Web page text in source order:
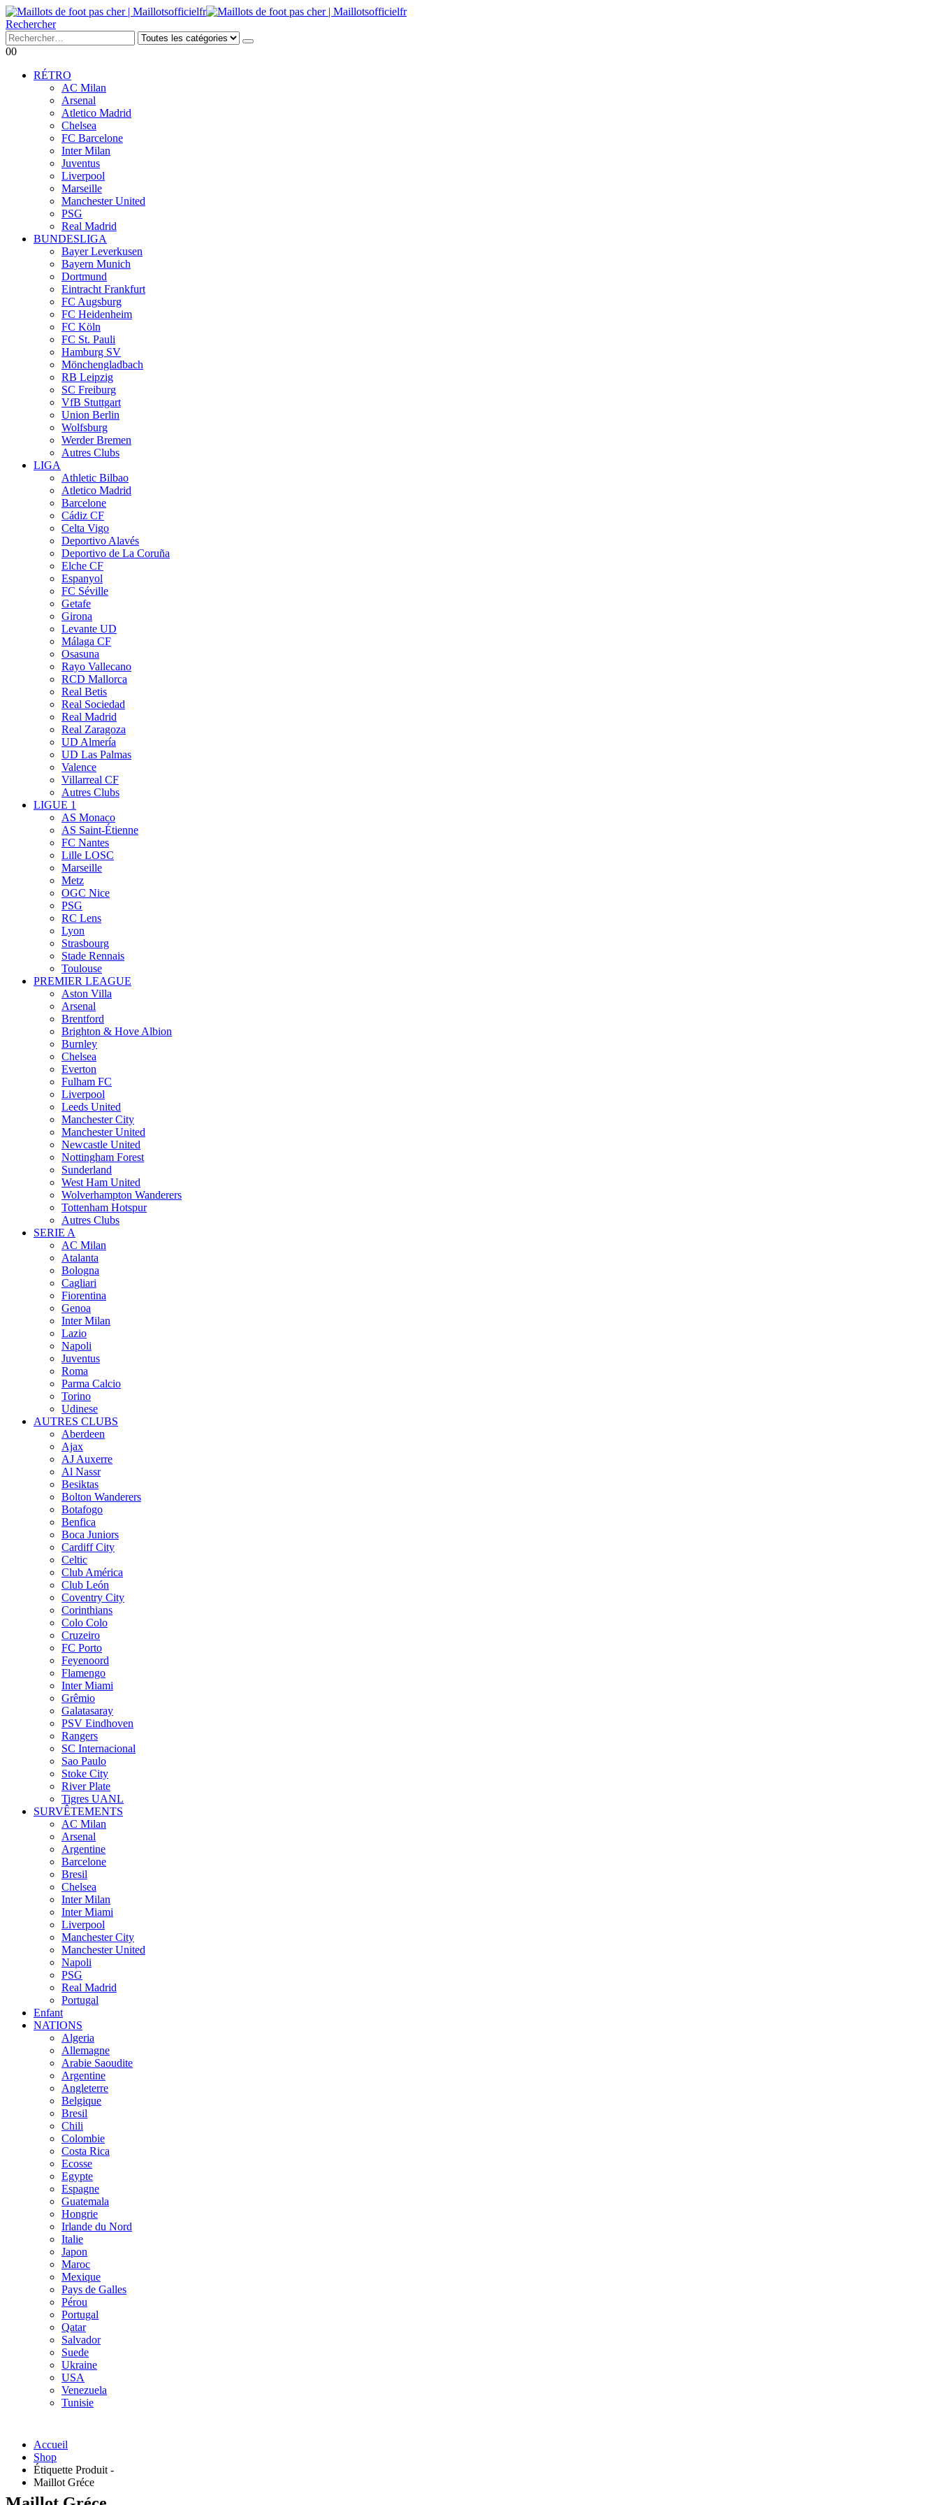
Rechercher
00
RÉTRO
AC Milan
Arsenal
Atletico Madrid
Chelsea
FC Barcelone
Inter Milan
Juventus
Liverpool
Marseille
Manchester United
PSG
Real Madrid
BUNDESLIGA
Bayer Leverkusen
Bayern Munich
Dortmund
Eintracht Frankfurt
FC Augsburg
FC Heidenheim
FC Köln
FC St. Pauli
Hamburg SV
Mönchengladbach
RB Leipzig
SC Freiburg
VfB Stuttgart
Union Berlin
Wolfsburg
Werder Bremen
Autres Clubs
LIGA
Athletic Bilbao
Atletico Madrid
Barcelone
Cádiz CF
Celta Vigo
Deportivo Alavés
Deportivo de La Coruña
Elche CF
Espanyol
FC Séville
Getafe
Girona
Levante UD
Málaga CF
Osasuna
Rayo Vallecano
RCD Mallorca
Real Betis
Real Sociedad
Real Madrid
Real Zaragoza
UD Almería
UD Las Palmas
Valence
Villarreal CF
Autres Clubs
LIGUE 1
AS Monaco
AS Saint-Étienne
FC Nantes
Lille LOSC
Marseille
Metz
OGC Nice
PSG
RC Lens
Lyon
Strasbourg
Stade Rennais
Toulouse
PREMIER LEAGUE
Aston Villa
Arsenal
Brentford
Brighton & Hove Albion
Burnley
Chelsea
Everton
Fulham FC
Liverpool
Leeds United
Manchester City
Manchester United
Newcastle United
Nottingham Forest
Sunderland
West Ham United
Wolverhampton Wanderers
Tottenham Hotspur
Autres Clubs
SERIE A
AC Milan
Atalanta
Bologna
Cagliari
Fiorentina
Genoa
Inter Milan
Lazio
Napoli
Juventus
Roma
Parma Calcio
Torino
Udinese
AUTRES CLUBS
Aberdeen
Ajax
AJ Auxerre
Al Nassr
Besiktas
Bolton Wanderers
Botafogo
Benfica
Boca Juniors
Cardiff City
Celtic
Club América
Club León
Coventry City
Corinthians
Colo Colo
Cruzeiro
FC Porto
Feyenoord
Flamengo
Inter Miami
Grêmio
Galatasaray
PSV Eindhoven
Rangers
SC Internacional
Sao Paulo
Stoke City
River Plate
Tigres UANL
SURVÊTEMENTS
AC Milan
Arsenal
Argentine
Barcelone
Bresil
Chelsea
Inter Milan
Inter Miami
Liverpool
Manchester City
Manchester United
Napoli
PSG
Real Madrid
Portugal
Enfant
NATIONS
Algeria
Allemagne
Arabie Saoudite
Argentine
Angleterre
Belgique
Bresil
Chili
Colombie
Costa Rica
Ecosse
Egypte
Espagne
Guatemala
Hongrie
Irlande du Nord
Italie
Japon
Maroc
Mexique
Pays de Galles
Pérou
Portugal
Qatar
Salvador
Suede
Ukraine
USA
Venezuela
Tunisie
Accueil
Shop
Étiquette Produit -
Maillot Gréce